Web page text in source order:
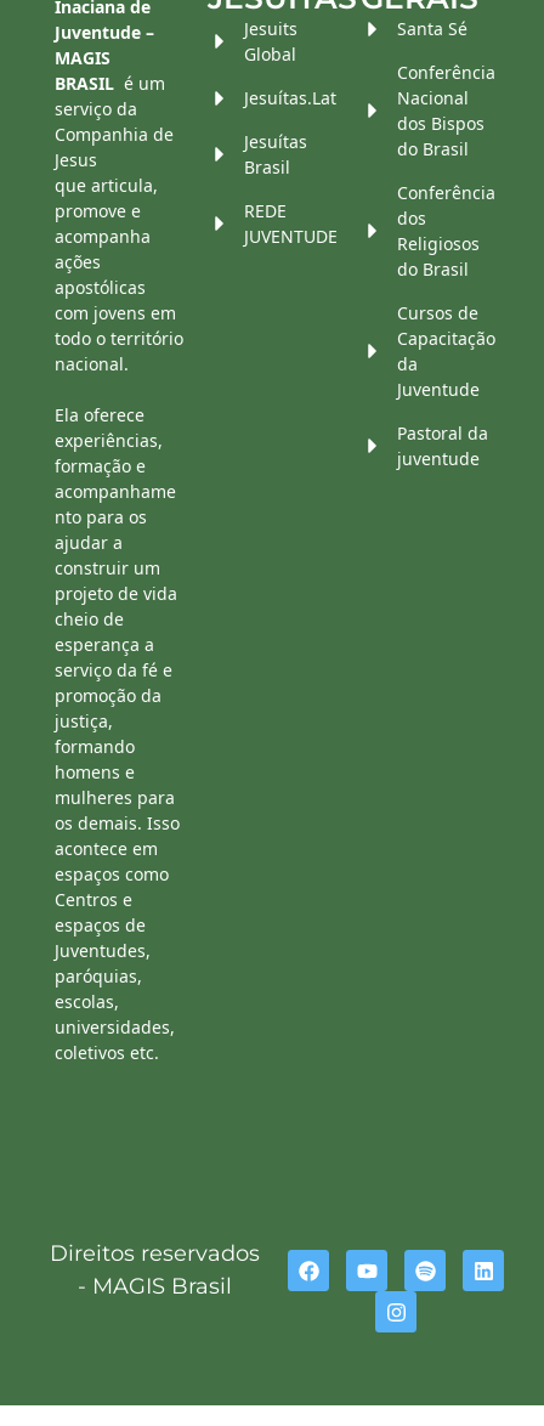
Inaciana de
Juventude –
MAGIS
BRASIL é um
serviço da
Companhia de
Jesus
que articula,
promove e
acompanha
ações
apostólicas
com jovens em
todo o território
nacional.
Ela oferece
experiências,
formação e
acompanhame
nto para os
ajudar a
construir um
projeto de vida
cheio de
esperança a
serviço da fé e
promoção da
justiça,
formando
homens e
mulheres para
os demais. Isso
acontece em
espaços como
Centros e
espaços de
Juventudes,
paróquias,
escolas,
universidades,
coletivos etc.
Jesuits
Global
Jesuítas.Lat
Jesuítas
Brasil
REDE
JUVENTUDE
Santa Sé
Conferência
Nacional
dos Bispos
do Brasil
Conferência
dos
Religiosos
do Brasil
Cursos de
Capacitação
da
Juventude
Pastoral da
juventude
Direitos reservados
- MAGIS Brasil